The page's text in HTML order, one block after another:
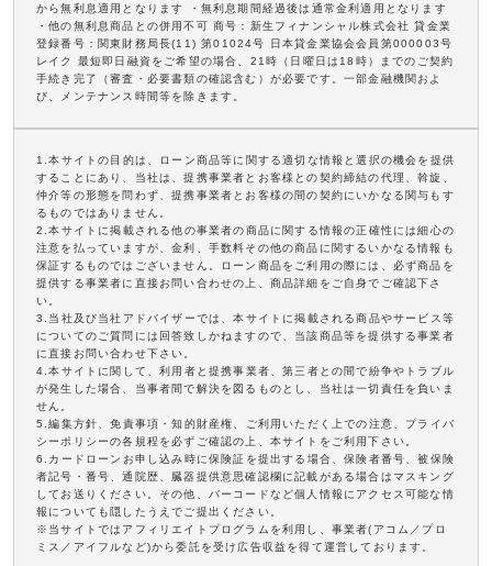
から無利息適用となります ・無利息期間経過後は通常金利適用となります
・他の無利息商品との併用不可 商号：新生フィナンシャル株式会社 貸金業
登録番号：関東財務局長(11) 第01024号 日本貸金業協会会員第000003号
レイク 最短即日融資をご希望の場合、21時（日曜日は18時）までのご契約
手続き完了（審査・必要書類の確認含む）が必要です。一部金融機関およ
び、メンテナンス時間等を除きます。
1.本サイトの目的は、ローン商品等に関する適切な情報と選択の機会を提供
することにあり、当社は、提携事業者とお客様との契約締結の代理、斡旋、
仲介等の形態を問わず、提携事業者とお客様の間の契約にいかなる関与もす
るものではありません。
2.本サイトに掲載される他の事業者の商品に関する情報の正確性には細心の
注意を払っていますが、金利、手数料その他の商品に関するいかなる情報も
保証するものではございません。ローン商品をご利用の際には、必ず商品を
提供する事業者に直接お問い合わせの上、商品詳細をご自身でご確認下さ
い。
3.当社及び当社アドバイザーでは、本サイトに掲載される商品やサービス等
についてのご質問には回答致しかねますので、当該商品等を提供する事業者
に直接お問い合わせ下さい。
4.本サイトに関して、利用者と提携事業者、第三者との間で紛争やトラブル
が発生した場合、当事者間で解決を図るものとし、当社は一切責任を負いま
せん。
5.編集方針、免責事項・知的財産権、ご利用いただく上での注意、プライバ
シーポリシーの各規程を必ずご確認の上、本サイトをご利用下さい。
6.カードローンお申し込み時に保険証を提出する場合、保険者番号、被保険
者記号・番号、通院歴、臓器提供意思確認欄に記載がある場合はマスキング
してお送りください。その他、バーコードなど個人情報にアクセス可能な情
報についても隠したうえでご提出ください。
※当サイトではアフィリエイトプログラムを利用し、事業者(アコム／プロ
ミス／アイフルなど)から委託を受け広告収益を得て運営しております。